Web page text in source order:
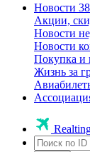
Новости
Акции,
Новости
Новости
Покупка и
Жизнь за